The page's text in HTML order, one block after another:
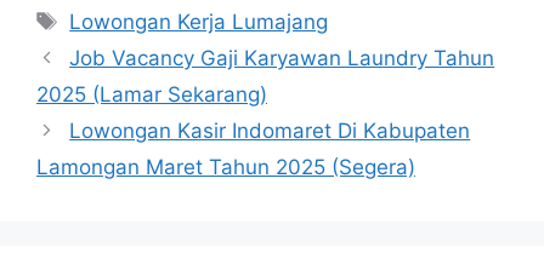
Tag
Lowongan Kerja Lumajang
Job Vacancy Gaji Karyawan Laundry Tahun
2025 (Lamar Sekarang)
Lowongan Kasir Indomaret Di Kabupaten
Lamongan Maret Tahun 2025 (Segera)